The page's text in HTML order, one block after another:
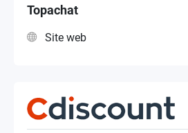
Topachat
Site web